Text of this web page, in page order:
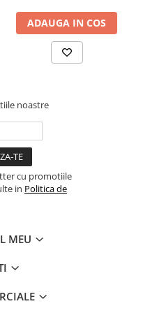
în g/zi
orientative. Nevoile
apă proaspătă.
și uscat.
ADAUGA IN COS
noastre
cu promotiile
in Politica de
MEU